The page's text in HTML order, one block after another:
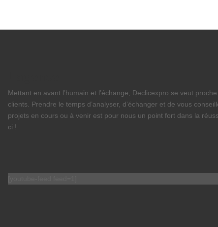
Mettant en avant l’humain et l’échange, Declicexpro se veut
clients. Prendre le temps d’analyser, d’échanger et de vous
projets en cours ou à venir est pour nous un point fort dans la
ci !